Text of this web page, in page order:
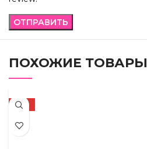
ПОХОЖИЕ ТОВАРЫ
-13%